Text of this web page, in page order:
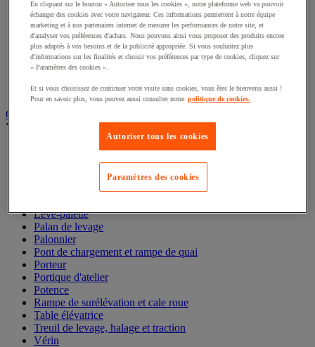
Maillon et maille
Manille et émerillon
Pince de levage
Réa et poulie de levage
Sandow
Tendeur
Gerbeur, palan et appareil de levage
Voir toute la catégorie
Chandelle et béquille de sécurité
Élévateur de matériaux
Lève-palette
Palan de levage
Palonnier
Pont de chargement et rampe de quai
Porteur
Portique d'atelier
Potence
Rampe de surélévation et cale roue
Table élévatrice
Treuil de levage, halage et traction
Vérin
En cliquant sur le bouton « Autoriser tous les cookies », notre plateforme web va pouvoir
échanger des cookies avec votre navigateur. Ces informations permettent à notre équipe
marketing et à nos partenaires internet de mesurer les performances de notre site, et
d'analyser vos préférences d'achats. Nous pouvons ainsi vous proposer des produits encore
plus adaptés à vos besoins et de la publicité appropriée. Si vous souhaitez plus
d'informations sur les finalités et choisir vos préférences par type de cookies, cliquez sur
« Paramètres des cookies ».
Et si vous choisissez de continuer votre visite sans cookies, vous êtes le bienvenu aussi !
Pour en savoir plus, vous pouvez aussi consulter notre politique de cookies.
Autoriser tous les cookies
Paramètres des cookies